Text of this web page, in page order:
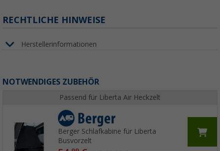
RECHTLICHE HINWEISE
Herstellerinformationen
NOTWENDIGES ZUBEHÖR
Passend für Liberta Air Heckzelt
Berger Schlafkabine für Liberta
Busvorzelt